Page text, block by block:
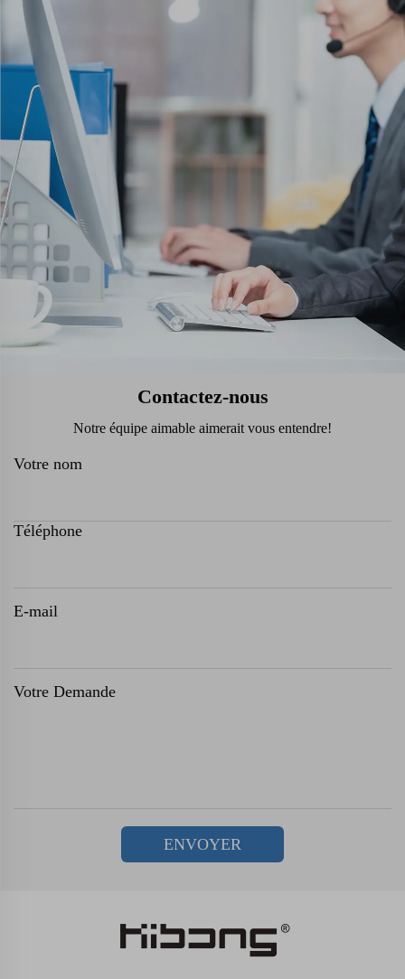
Contactez-nous
Notre équipe aimable aimerait vous entendre!
Votre nom
Téléphone
E-mail
Votre Demande
ENVOYER